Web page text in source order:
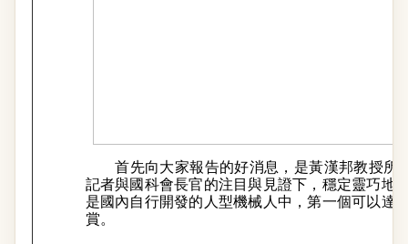
首先向大家報告的好消息，是黃漢邦教授所
記者與國科會長官的注目與見證下，穩定靈巧地
是國內自行開發的人型機械人中，第一個可以達
賞。